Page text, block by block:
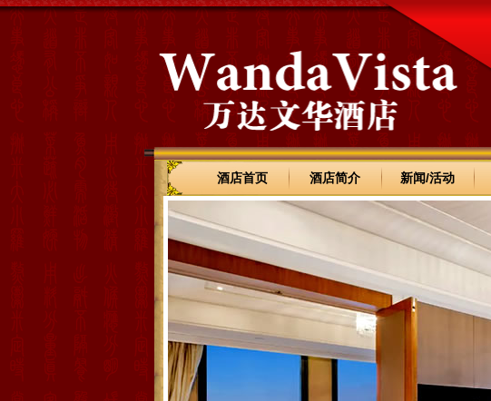
酒店首页 酒店简介 新闻/活动